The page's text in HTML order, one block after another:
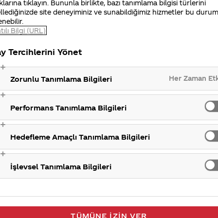
satışa çıkmıştır. 20 Aralık’ta
tıklayın. Bununla birlikte, bazı tanımlama bilgisi türlerini
site deneyiminiz ve sunabildiğimiz hizmetler bu
Bilgi (URL)
Tercihlerini Yönet
Zorunlu Tanımlama Bilgileri Her Zaman
Performans Tanımlama Bilgileri
Hedefleme Amaçlı Tanımlama Bilgileri
İşlevsel Tanımlama Bilgileri
TÜMÜNE İZIN VER